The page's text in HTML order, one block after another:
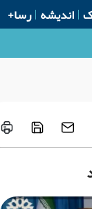
اندیشه رسا+